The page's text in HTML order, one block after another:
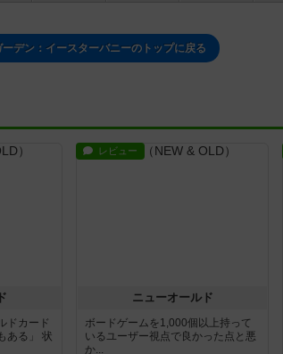
ーデン：イースターバニーのトップに戻る
ドカード
ある」 状
レビュー
ニューオールド
ボードゲームを1,000個以上持って
いるユーザー視点で良かった点と悪
か...